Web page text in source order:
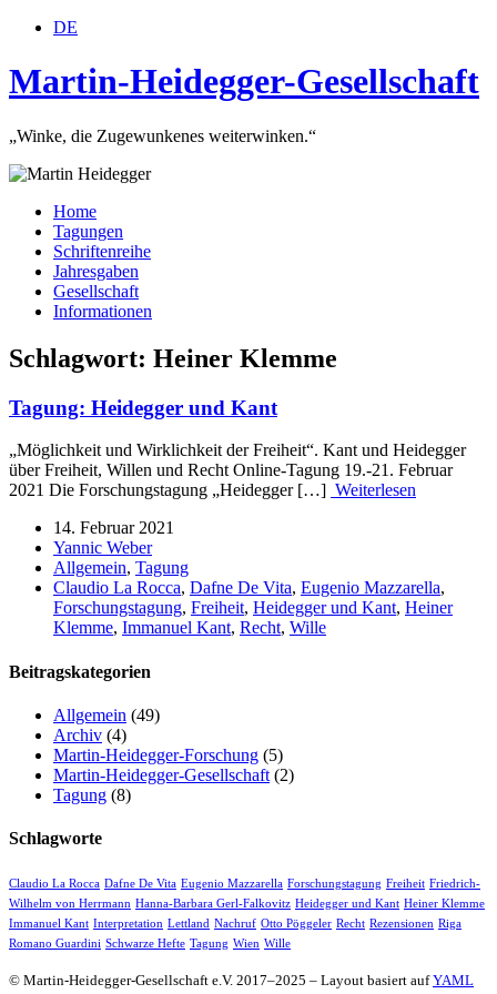
DE
Martin-Heidegger-Gesellschaft
„Winke, die Zugewunkenes weiterwinken.“
Home
Tagungen
Schriftenreihe
Jahresgaben
Gesellschaft
Informationen
Schlagwort: Heiner Klemme
Tagung: Heidegger und Kant
„Möglichkeit und Wirklichkeit der Freiheit“. Kant und Heidegger
über Freiheit, Willen und Recht Online-Tagung 19.-21. Februar
2021 Die Forschungstagung „Heidegger […] Weiterlesen
14. Februar 2021
Yannic Weber
Allgemein, Tagung
Claudio La Rocca, Dafne De Vita, Eugenio Mazzarella,
Forschungstagung, Freiheit, Heidegger und Kant, Heiner
Klemme, Immanuel Kant, Recht, Wille
Beitragskategorien
Allgemein (49)
Archiv (4)
Martin-Heidegger-Forschung (5)
Martin-Heidegger-Gesellschaft (2)
Tagung (8)
Schlagworte
Claudio La Rocca Dafne De Vita Eugenio Mazzarella Forschungstagung Freiheit Friedrich-
Wilhelm von Herrmann Hanna-Barbara Gerl-Falkovitz Heidegger und Kant Heiner Klemme
Immanuel Kant Interpretation Lettland Nachruf Otto Pöggeler Recht Rezensionen Riga
Romano Guardini Schwarze Hefte Tagung Wien Wille
© Martin-Heidegger-Gesellschaft e.V. 2017–2025 – Layout basiert aufYAML